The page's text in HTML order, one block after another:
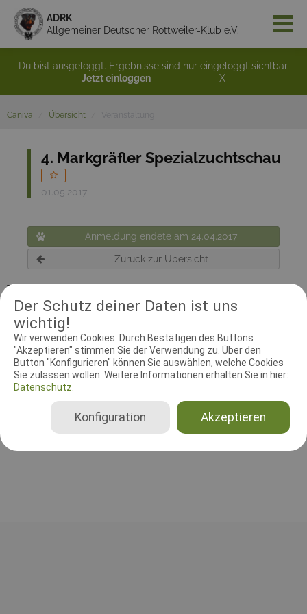
Der Schutz deiner Daten ist uns
wichtig!
Wir verwenden Cookies. Durch Bestätigen des Buttons
"Akzeptieren" stimmen Sie der Verwendung zu. Über den
Button "Konfigurieren" können Sie auswählen, welche Cookies
Sie zulassen wollen. Weitere Informationen erhalten Sie in hier:
Datenschutz.
Akzeptieren
Konfiguration
ADRK
Allgemeiner Deutscher Rottweiler-Klub e.V.
Du bist ausgeloggt. Ergebnisse sind nur eingeloggt sichtbar.
Jetzt einloggen
X
Caniva Übersicht
4. Markgräfler Spezialzuchtschau
01.05.2017
Anmeldung endete am 24.04.2017
Zurück zur Übersicht
Teilnehmerinformation:
Zuchtrichter: Anton Spindler / ADRK
RICHTER UND HELFER
Anton Toni Spindler
Deutschland